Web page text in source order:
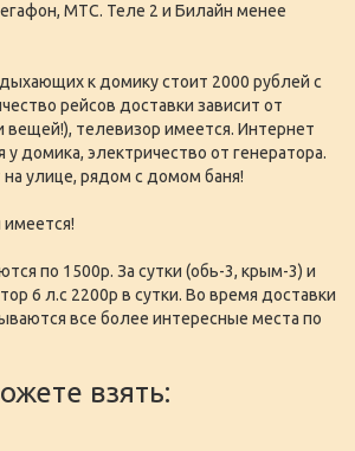
МТС. Теле 2 и Билайн менее
к домику стоит 2000 рублей с
рейсов доставки зависит от
вещей!), телевизор имеется. Интернет
домика, электричество от генератора.
улице, рядом с домом баня!
по 1500р. За сутки (обь-3, крым-3) и
6 л.с 2200р в сутки. Во время доставки
все более интересные места по
взять: